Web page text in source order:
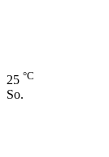
25 °C
So.